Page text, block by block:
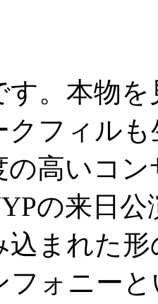
す。本物
クフィル
の高いコ
の来日
込まれた
フォニー